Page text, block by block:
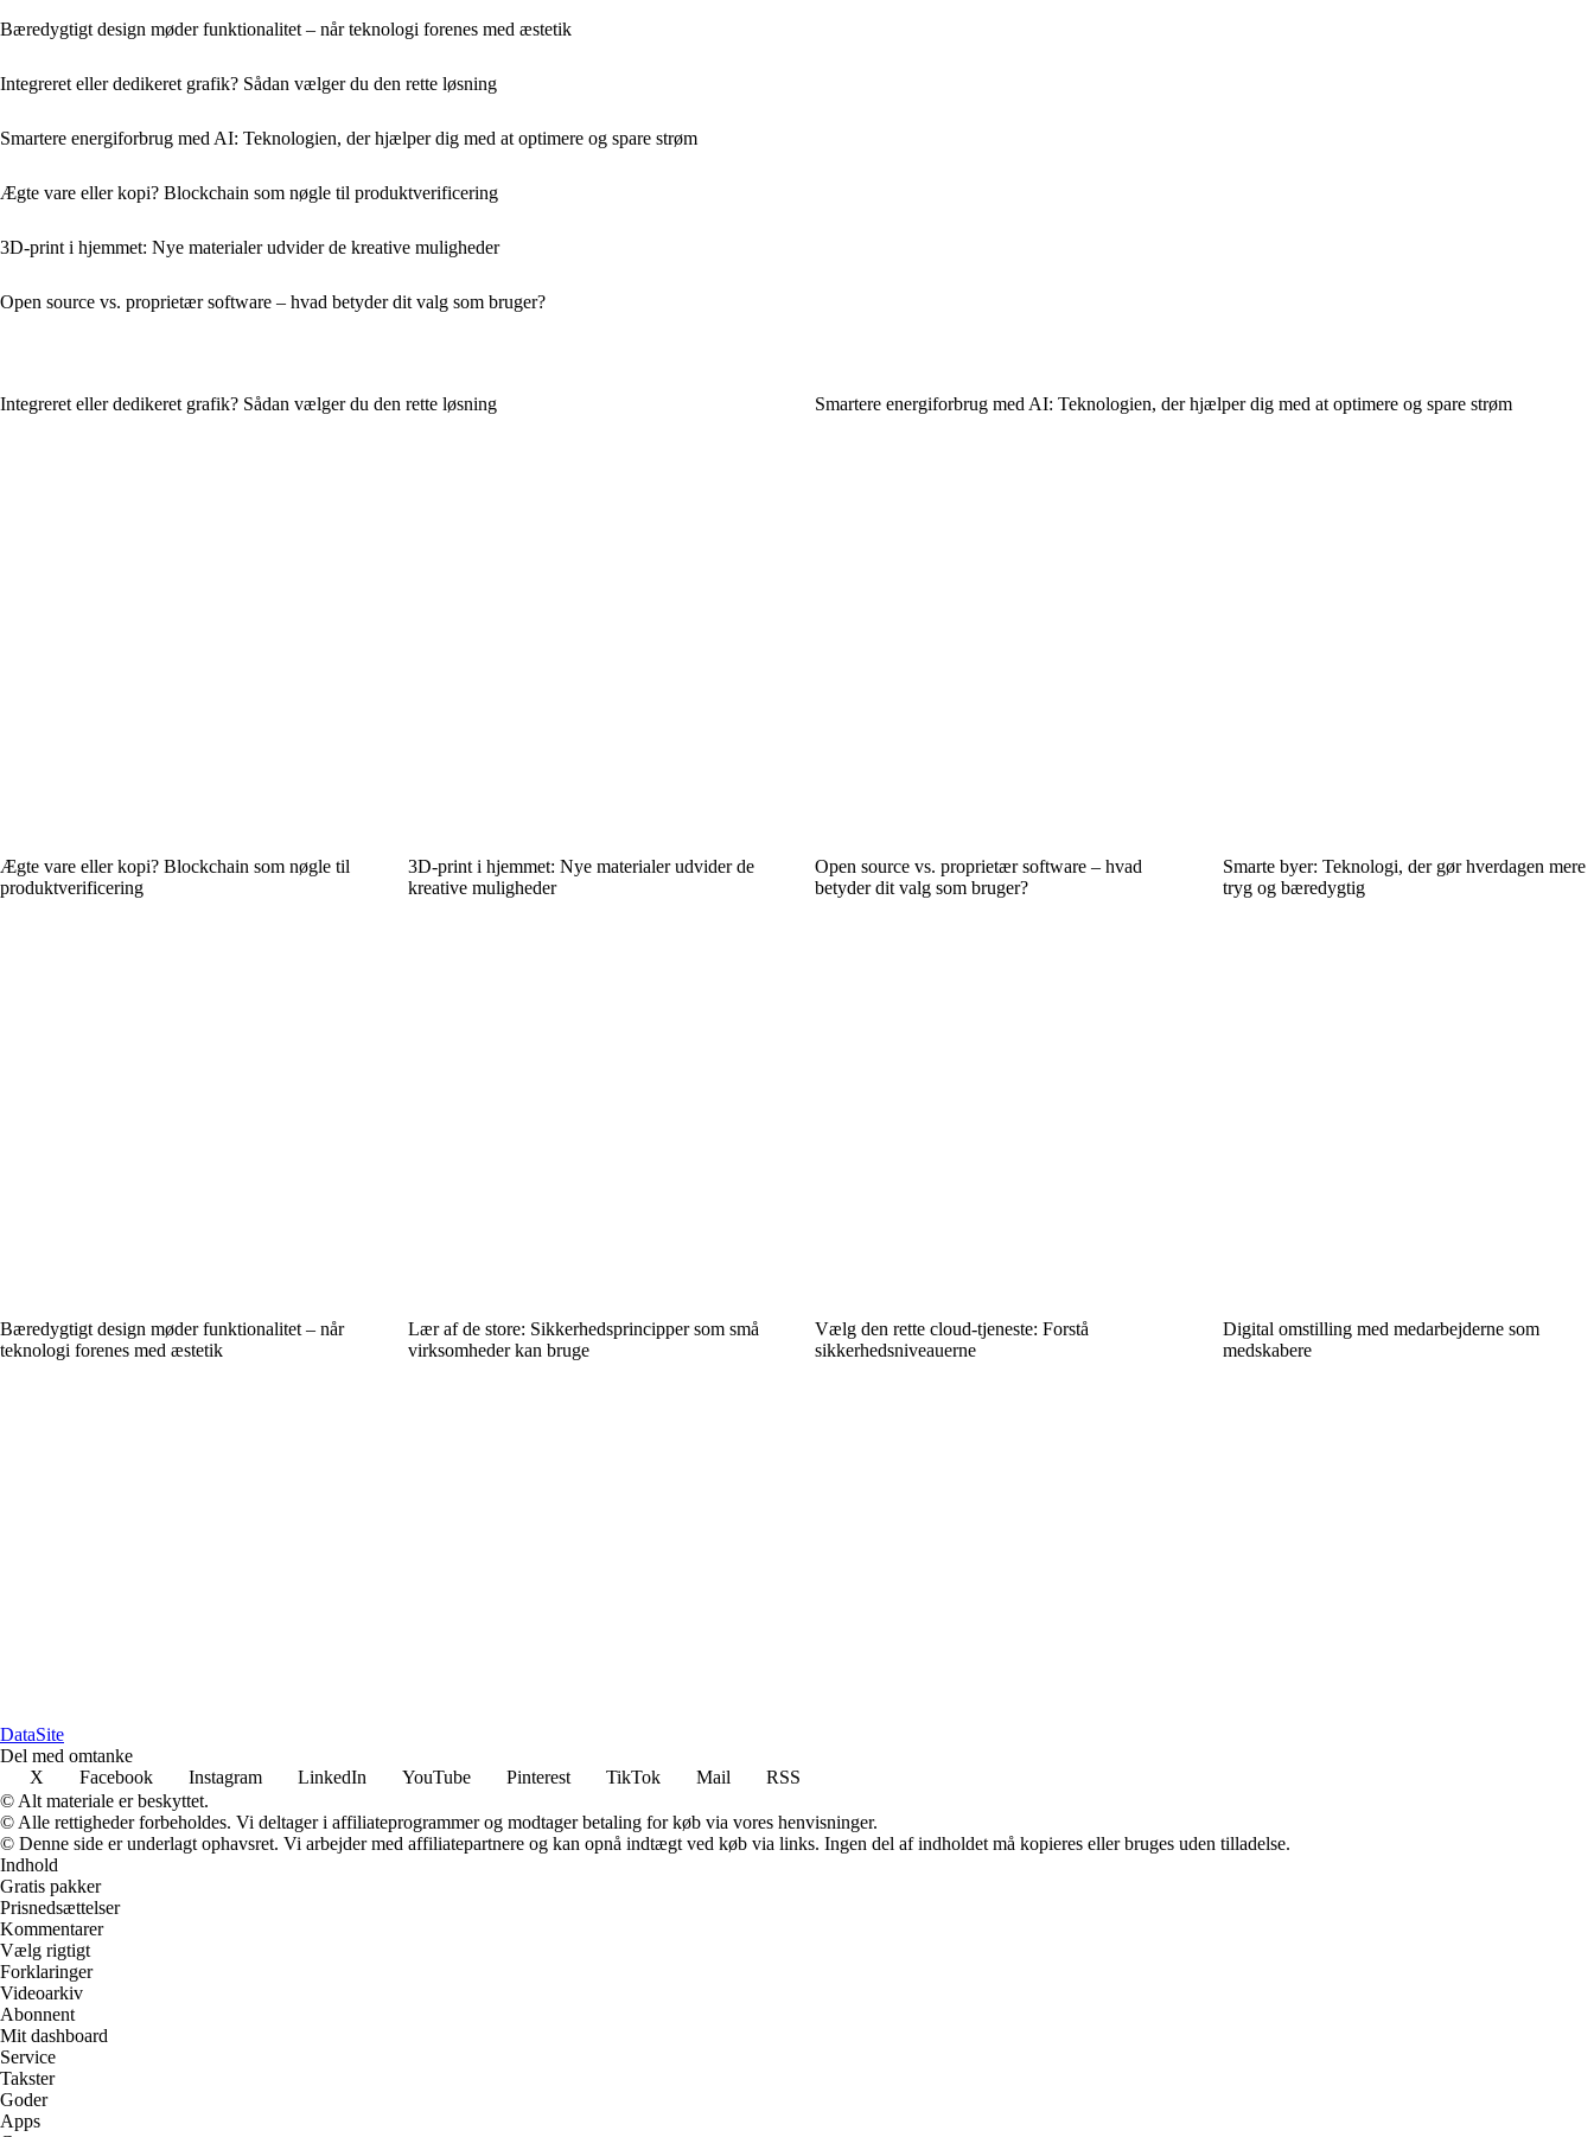
Bæredygtigt design møder funktionalitet – når teknologi forenes med æstetik
Integreret eller dedikeret grafik? Sådan vælger du den rette løsning
Smartere energiforbrug med AI: Teknologien, der hjælper dig med at optimere og spare strøm
Ægte vare eller kopi? Blockchain som nøgle til produktverificering
3D-print i hjemmet: Nye materialer udvider de kreative muligheder
Open source vs. proprietær software – hvad betyder dit valg som bruger?
Integreret eller dedikeret grafik? Sådan vælger du den rette løsning Smartere energiforbrug med AI: Teknologien, der hjælper dig med at optimere og spare strøm
Ægte vare eller kopi? Blockchain som nøgle til
produktverificering
3D-print i hjemmet: Nye materialer udvider de
kreative muligheder
Open source vs. proprietær software – hvad
betyder dit valg som bruger?
Smarte byer: Teknologi, der gør hverdagen mere
tryg og bæredygtig
Bæredygtigt design møder funktionalitet – når
teknologi forenes med æstetik
Lær af de store: Sikkerhedsprincipper som små
virksomheder kan bruge
Vælg den rette cloud-tjeneste: Forstå
sikkerhedsniveauerne
Digital omstilling med medarbejderne som
medskabere
DataSite
Del med omtanke
X
Facebook Instagram LinkedIn YouTube Pinterest TikTok Mail
RSS
© Alt materiale er beskyttet.
© Alle rettigheder forbeholdes. Vi deltager i affiliateprogrammer og modtager betaling for køb via vores henvisninger.
© Denne side er underlagt ophavsret. Vi arbejder med affiliatepartnere og kan opnå indtægt ved køb via links. Ingen del af indholdet må kopieres eller bruges uden tilladelse.
Indhold
Gratis pakker
Prisnedsættelser
Kommentarer
Vælg rigtigt
Forklaringer
Videoarkiv
Abonnent
Mit dashboard
Service
Takster
Goder
Apps